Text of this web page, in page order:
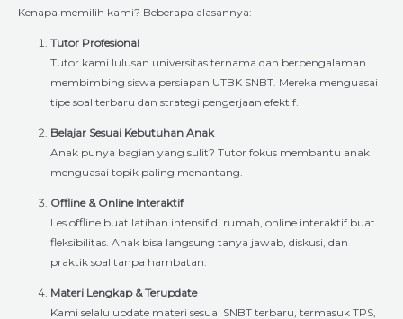
Kenapa memilih kami? Beberapa alasannya:
Tutor Profesional
Tutor kami lulusan universitas ternama dan berpengalaman
membimbing siswa persiapan UTBK SNBT. Mereka menguasai
tipe soal terbaru dan strategi pengerjaan efektif.
Belajar Sesuai Kebutuhan Anak
Anak punya bagian yang sulit? Tutor fokus membantu anak
menguasai topik paling menantang.
Offline & Online Interaktif
Les offline buat latihan intensif di rumah, online interaktif buat
fleksibilitas. Anak bisa langsung tanya jawab, diskusi, dan
praktik soal tanpa hambatan.
Materi Lengkap & Terupdate
Kami selalu update materi sesuai SNBT terbaru, termasuk TPS,